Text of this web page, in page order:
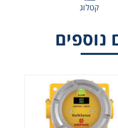
קטלוג
נוספים
ULTIMA® X5000